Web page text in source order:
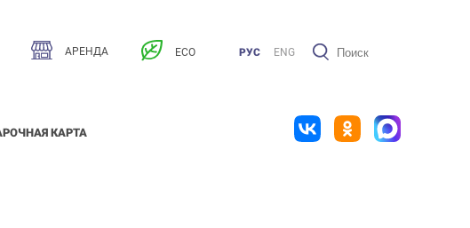
АРЕНДА ECO РУС ENG
КАРТА